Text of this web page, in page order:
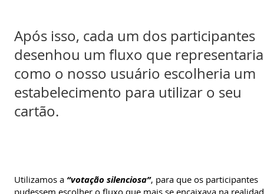
Após isso, cada um dos participantes
desenhou um fluxo que representaria
como o nosso usuário escolheria um
estabelecimento para utilizar o seu
cartão.
Utilizamos a “votação silenciosa”, para que os participantes
pudessem escolher o fluxo que mais se encaixava na